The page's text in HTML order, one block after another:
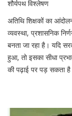
शौर्यपथ विश्लेषण
अतिथि शिक्षकों का
व्यवस्था, प्रशासनिक
बनता जा रहा है। यदि
हुआ, तो इसका सीधा
की पढ़ाई पर पड़ सकता